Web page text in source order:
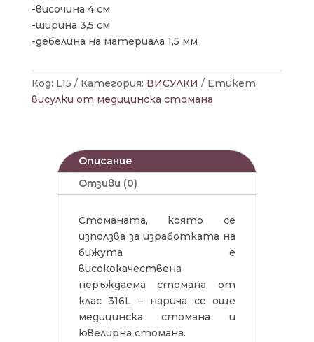
-височина 4 см
-ширина 3,5 см
-дебелина на материала 1,5 мм
Код: L15 Категория: ВИСУЛКИ
Етикет:
висулки от медицинска стомана
Описание
Отзиви (0)
Стоманата, която се
използва за изработката на
бижута е
висококачествена
неръждаема стомана от
клас 316L – нарича се още
медицинска стомана и
ювелирна стомана.